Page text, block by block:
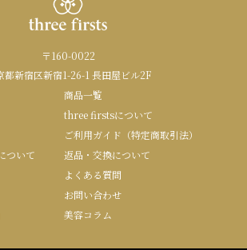
〒160-0022
都新宿区新宿1-26-1 長田屋ビル2F
商品一覧
three firstsについて
ご利用ガイド（特定商取引法）
ついて
返品・交換について
よくある質問
お問い合わせ
美容コラム